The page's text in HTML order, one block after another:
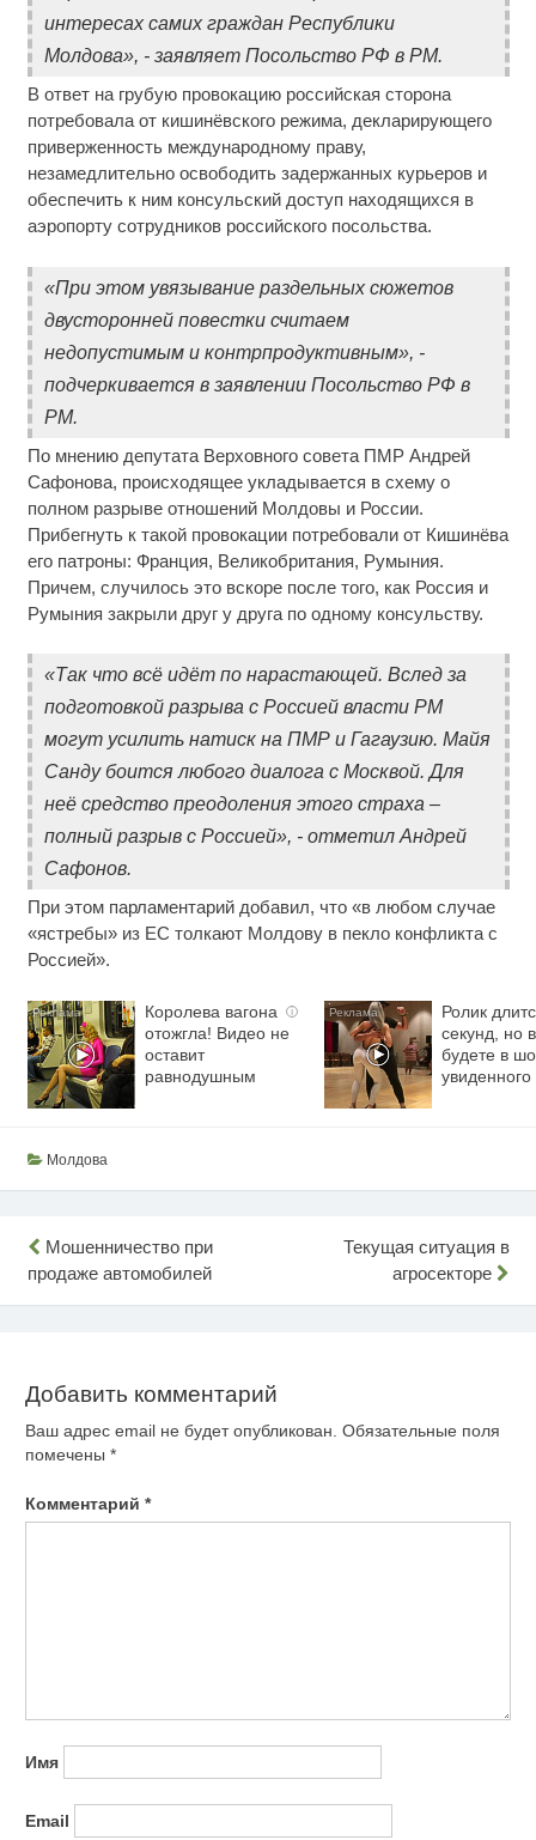
интересах самих граждан Республики
Молдова», - заявляет Посольство РФ в РМ.
В ответ на грубую провокацию российская сторона
потребовала от кишинёвского режима, декларирующего
приверженность международному праву,
незамедлительно освободить задержанных курьеров и
обеспечить к ним консульский доступ находящихся в
аэропорту сотрудников российского посольства.
«При этом увязывание раздельных сюжетов
двусторонней повестки считаем
недопустимым и контрпродуктивным», -
подчеркивается в заявлении Посольство РФ в
РМ.
По мнению депутата Верховного совета ПМР Андрей
Сафонова, происходящее укладывается в схему о
полном разрыве отношений Молдовы и России.
Прибегнуть к такой провокации потребовали от Кишинёва
его патроны: Франция, Великобритания, Румыния.
Причем, случилось это вскоре после того, как Россия и
Румыния закрыли друг у друга по одному консульству.
«Так что всё идёт по нарастающей. Вслед за
подготовкой разрыва с Россией власти РМ
могут усилить натиск на ПМР и Гагаузию. Майя
Санду боится любого диалога с Москвой. Для
неё средство преодоления этого страха –
полный разрыв с Россией», - отметил Андрей
Сафонов.
При этом парламентарий добавил, что «в любом случае
«ястребы» из ЕС толкают Молдову в пекло конфликта с
Россией».
i
Королева вагона
отожгла! Видео не
оставит
равнодушным
Ролик
секунд, но
будете в
увиденного
Молдова
Навигация
по
Мошенничество при
продаже автомобилей
Текущая ситуация в
агросекторе
Добавить комментарий
Ваш адрес email не будет опубликован. Обязательные поля
помечены *
Комментарий *
Имя
Email